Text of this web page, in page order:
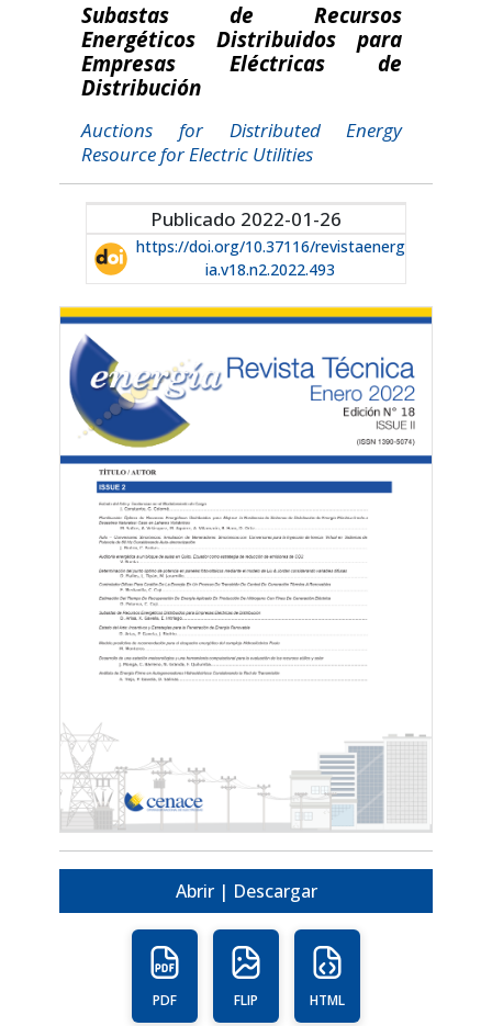
Subastas de Recursos
Energéticos Distribuidos para
Empresas Eléctricas de
Distribución
Auctions for Distributed Energy
Resource for Electric Utilities
Publicado 2022-01-26
https://doi.org/10.37116/revistaenerg
ia.v18.n2.2022.493
Abrir | Descargar
PDF FLIP HTML